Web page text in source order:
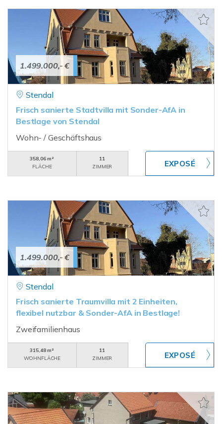
1.499.000,- €
Stendal
Frisch sanierte Stadtvilla mit Sonder-AfA in
Bestlage von Stendal
Wohn- / Geschäftshaus
358,06 m²
FLÄCHE
11
ZIMMER
1.499.000,- €
Stendal
Frisch sanierte Traumvilla mit 2 Einheiten,
flexibel nutzbar & Sonder-AfA in Bestlage!
Zweifamilienhaus
315,48 m²
WOHNFLÄCHE
11
ZIMMER